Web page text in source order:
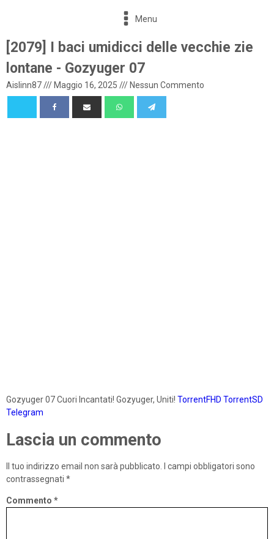
Menu
[2079] I baci umidicci delle vecchie zie
lontane - Gozyuger 07
Aislinn87/// Maggio 16, 2025 /// Nessun Commento
Gozyuger 07 Cuori Incantati! Gozyuger, Uniti! TorrentFHD TorrentSD
Telegram
Lascia un commento
Il tuo indirizzo email non sarà pubblicato.
I campi obbligatori sono
contrassegnati *
Commento *